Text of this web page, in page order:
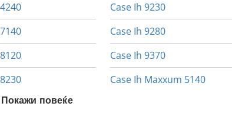
833 A
Case Ih 9230
Case Ih 9280
Case Ih 9370
Case Ih Maxxum 5140
Покажи повеќе